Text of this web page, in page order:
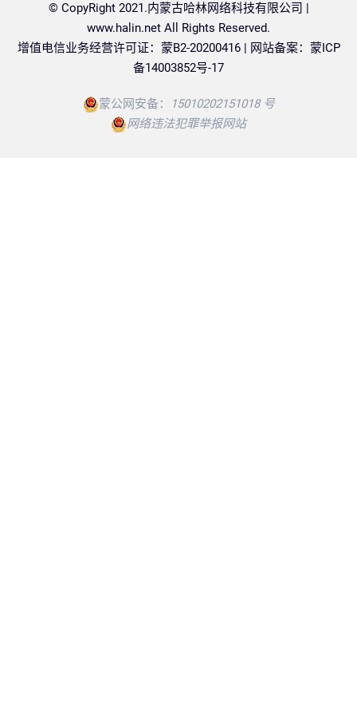
© CopyRight 2021.内蒙古哈林网络科技有限公司 |
www.halin.net All Rights Reserved.
增值电信业务经营许可证：蒙B2-20200416 | 网站备案： 蒙ICP
备14003852号-17
蒙公网安备：
15010202151018 号
网络违法犯罪举报网站